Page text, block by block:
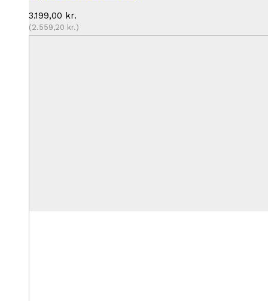
3.199,00 kr.
(2.559,20 kr.)